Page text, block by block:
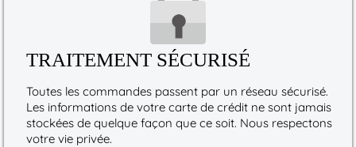
TRAITEMENT SÉCURISÉ
Toutes les commandes passent par un réseau sécurisé.
Les informations de votre carte de crédit ne sont jamais
stockées de quelque façon que ce soit. Nous respectons
votre vie privée.